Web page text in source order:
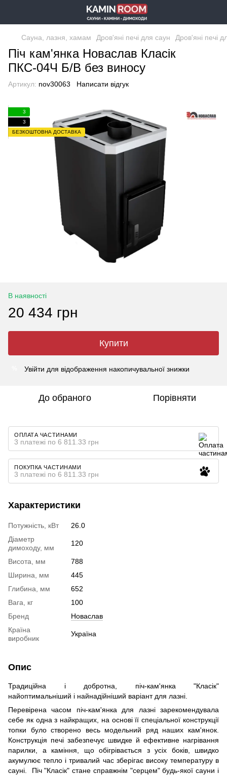
Сауна, лазня, хамам Дров'яні печі для саун Дров'яні печі
Піч кам'янка Новаслав Класік
ПКС-04Ч Б/В без виносу
Артикул: nov30063 Написати відгук
3
3
БЕЗКОШТОВНА ДОСТАВКА
В наявності
20 434 грн
Купити
Увійти для відображення накопичувальної знижки
До обраного Порівняти
ОПЛАТА ЧАСТИНАМИ
3 платежі по 6 811.33 грн
ПОКУПКА ЧАСТИНАМИ
3 платежі по 6 811.33 грн
Характеристики
Потужність, кВт
26.0
Діаметр
димоходу, мм
120
Висота, мм
788
Ширина, мм
445
Глибина, мм
652
Вага, кг
100
Бренд
Новаслав
Країна
виробник
Україна
Опис
Традиційна і добротна, піч-кам'янка "Класік"
найоптимальніший і найнадійніший варіант для лазні.
Перевірена часом піч-кам'янка для лазні зарекомендувала
себе як одна з найкращих, на основі її спеціальної конструкції
топки було створено весь модельний ряд наших кам'янок.
Конструкція печі забезпечує швидке й ефективне нагрівання
парилки, а каміння, що обігрівається з усіх боків, швидко
акумулює тепло і тривалий час зберігає високу температуру в
сауні. Піч "Класік" стане справжнім "серцем" будь-якої сауни і